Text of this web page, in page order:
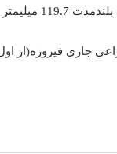
قبل 86.3 میلیمتر می باشد.
مهر ۱۴۰۳ تا امروز)۶۳.۳میلیمتر بارش دیروز